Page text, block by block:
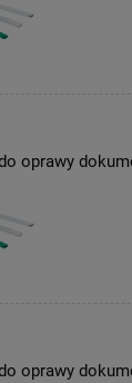
oprawy
oprawy